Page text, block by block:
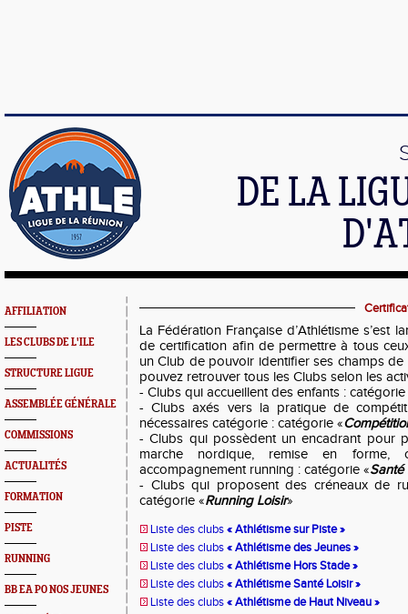
DE LA
AFFILIATION
LES CLUBS DE L'ILE
STRUCTURE LIGUE
ASSEMBLÉE GÉNÉRALE
COMMISSIONS
ACTUALITÉS
FORMATION
PISTE
RUNNING
BB EA PO NOS JEUNES
La Fédération Française d’Athlétisme s’est
de certification afin de permettre à tous
un Club de pouvoir identifier ses champs de
pouvez retrouver tous les Clubs selon les
- Clubs qui accueillent des enfants : catégorie
- Clubs axés vers la pratique de
nécessaires catégorie : catégorie «
- Clubs qui possèdent un encadrant pour
marche nordique, remise en forme,
accompagnement running : catégorie «Santé
- Clubs qui proposent des créneaux de
catégorie «Running Loisir»
Liste des clubs« Athlétisme sur Piste »
Liste des clubs« Athlétisme des Jeunes »
Liste des clubs« Athlétisme Hors Stade »
Liste des clubs« Athlétisme Santé Loisir »
Liste des clubs« Athlétisme de Haut Niveau »